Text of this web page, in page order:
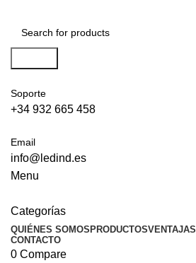
Soporte
+34 932 665 458‬
Email
info@ledind.es
Menu
Categorías
QUIÉNES SOMOS PRODUCTOSVENTAJAS
CONTACTO
0 Compare